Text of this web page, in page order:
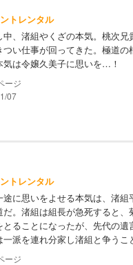
トレンタル
中、渚組やくざの本気。桃次
い仕事が回ってきた。極道の
気は令嬢久美子に思いを…！
07
トレンタル
に思いをよせる本気は、渚
。渚組は組長が急死すると
とることになったが、先代の
派を連れ分家し渚組と争うこ